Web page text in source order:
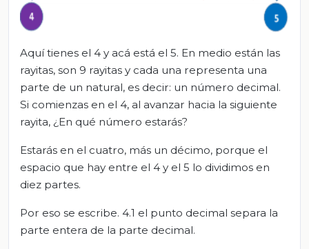
Aquí tienes el 4 y acá está el 5. En medio están las
rayitas, son 9 rayitas y cada una representa una
parte de un natural, es decir: un número decimal.
Si comienzas en el 4, al avanzar hacia la siguiente
rayita, ¿En qué número estarás?
Estarás en el cuatro, más un décimo, porque el
espacio que hay entre el 4 y el 5 lo dividimos en
diez partes.
Por eso se escribe. 4.1 el punto decimal separa la
parte entera de la parte decimal.